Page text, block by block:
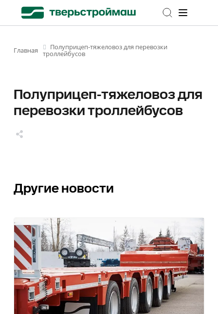
Главная Полуприцеп-тяжеловоз для перевозки
троллейбусов
Полуприцеп-тяжеловоз для
перевозки троллейбусов
Другие новости